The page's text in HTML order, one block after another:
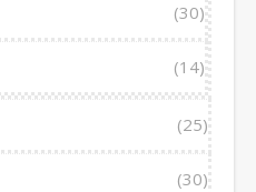
(30)
(14)
(25)
(30)